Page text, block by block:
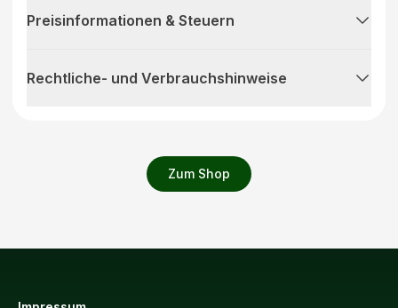
Zum Shop
Preisinformationen & Steuern
Rechtliche- und Verbrauchshinweise